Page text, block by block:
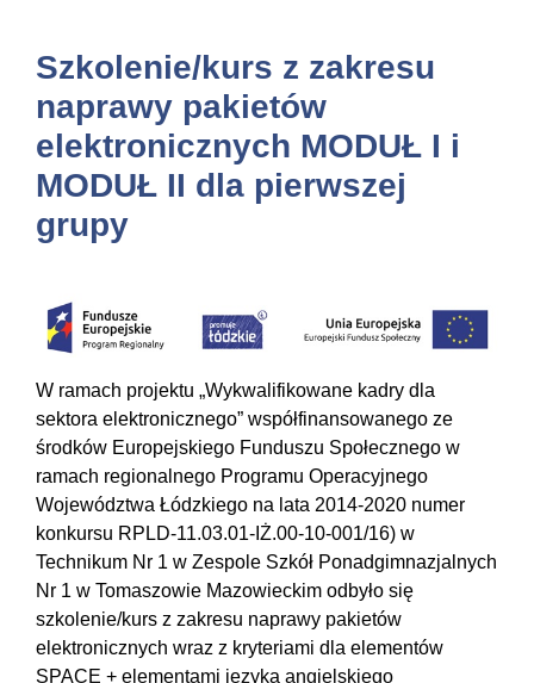
Szkolenie/kurs z zakresu
naprawy pakietów
elektronicznych MODUŁ I i
MODUŁ II dla pierwszej
grupy
W ramach projektu „Wykwalifikowane kadry dla
sektora elektronicznego” współfinansowanego ze
środków Europejskiego Funduszu Społecznego w
ramach regionalnego Programu Operacyjnego
Województwa Łódzkiego na lata 2014-2020 numer
konkursu RPLD-11.03.01-IŻ.00-10-001/16) w
Technikum Nr 1 w Zespole Szkół Ponadgimnazjalnych
Nr 1 w Tomaszowie Mazowieckim odbyło się
szkolenie/kurs z zakresu naprawy pakietów
elektronicznych wraz z kryteriami dla elementów
SPACE + elementami języka angielskiego